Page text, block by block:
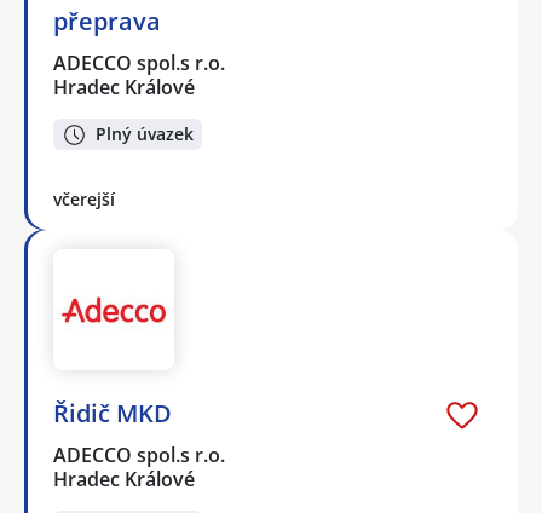
přeprava
ADECCO spol.s r.o.
Hradec Králové
Plný úvazek
včerejší
Řidič MKD
ADECCO spol.s r.o.
Hradec Králové